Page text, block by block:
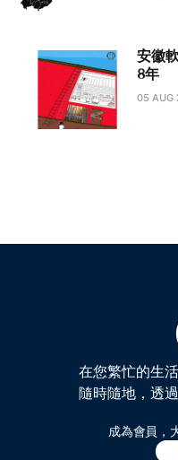
安徽
8年
05 AUG
在您繁忙的生
隨時隨地，透
成為會員，